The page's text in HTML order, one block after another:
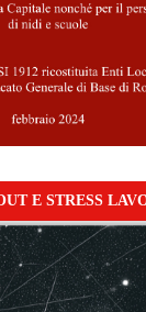
E STRESS